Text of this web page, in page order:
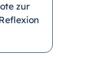
zur